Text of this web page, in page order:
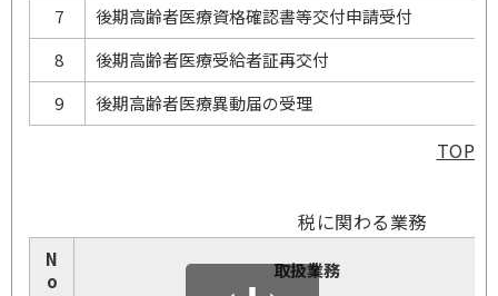
7
後期高齢者医療資格確認書等交付申請受付
8
後期高齢者医療受給者証再交付
9
後期高齢者医療異動届の受理
TOP
税に関わる業務
N
o
取扱業務